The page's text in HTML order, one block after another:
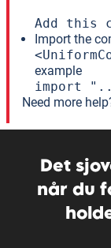
Add this
Import the
example
import
Need more
Det
når du